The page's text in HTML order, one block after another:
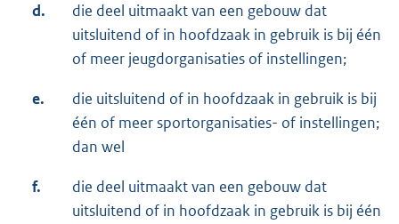
d.
die deel uitmaakt van een gebouw dat
uitsluitend of in hoofdzaak in gebruik is bij één
of meer jeugdorganisaties of instellingen;
e.
die uitsluitend of in hoofdzaak in gebruik is bij
één of meer sportorganisaties- of instellingen;
dan wel
f.
die deel uitmaakt van een gebouw dat
uitsluitend of in hoofdzaak in gebruik is bij één